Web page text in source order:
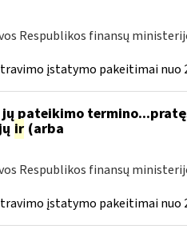
Respublikos finansų
įstatymo pakeitimai nuo
pateikimo
ir(arba
Respublikos finansų
įstatymo pakeitimai nuo